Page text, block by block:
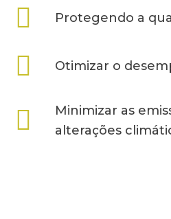
Protegendo a
Otimizar o
Minimizar as
alterações